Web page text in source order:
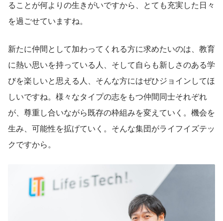
ることが何よりの生きがいですから、とても充実した日々
を過ごせていますね。
新たに仲間として加わってくれる方に求めたいのは、教育
に熱い思いを持っている人、そして自らも新しさのある学
びを楽しいと思える人、そんな方にはぜひジョインしてほ
しいですね。様々なタイプの志をもつ仲間同士それぞれ
が、尊重し合いながら既存の枠組みを変えていく。機会を
生み、可能性を拡げていく。そんな集団がライフイズテッ
クですから。